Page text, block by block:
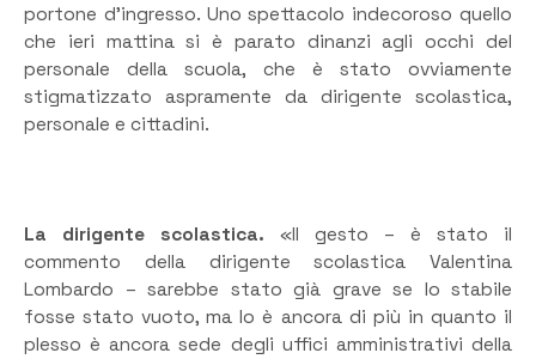
portone d’ingresso. Uno spettacolo indecoroso quello
che ieri mattina si è parato dinanzi agli occhi del
personale della scuola, che è stato ovviamente
stigmatizzato aspramente da dirigente scolastica,
personale e cittadini.
La dirigente scolastica. «Il gesto – è stato il
commento della dirigente scolastica Valentina
Lombardo – sarebbe stato già grave se lo stabile
fosse stato vuoto, ma lo è ancora di più in quanto il
plesso è ancora sede degli uffici amministrativi della